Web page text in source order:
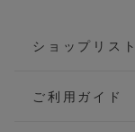
ショップリスト
ご利用ガイド